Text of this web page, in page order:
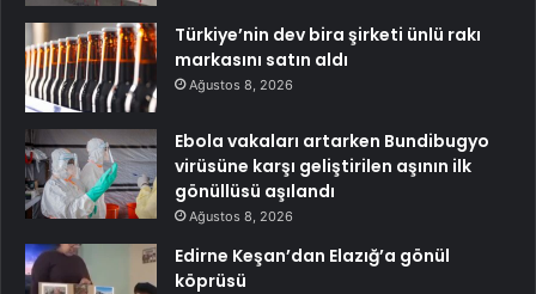
Türkiye’nin dev bira şirketi ünlü rakı
markasını satın aldı
Ağustos 8, 2026
Ebola vakaları artarken Bundibugyo
virüsüne karşı geliştirilen aşının ilk
gönüllüsü aşılandı
Ağustos 8, 2026
Edirne Keşan’dan Elazığ’a gönül
köprüsü